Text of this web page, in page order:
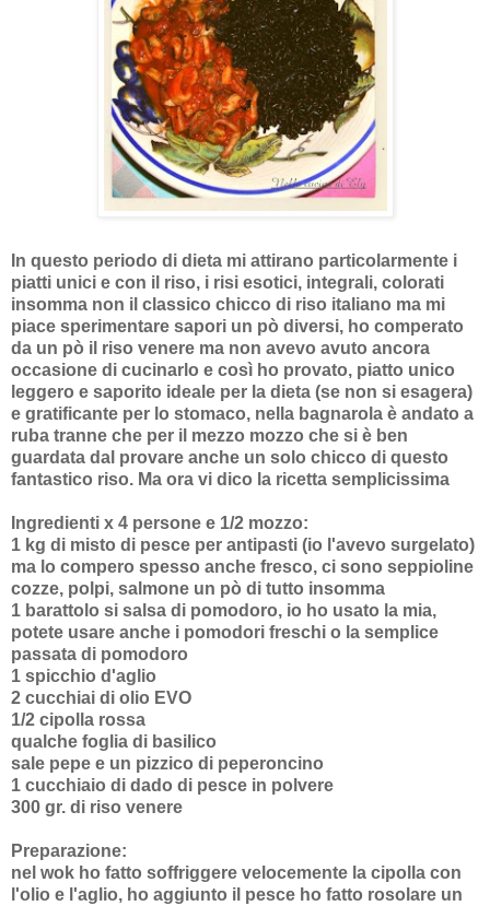
In questo periodo di dieta mi attirano particolarmente i
piatti unici e con il riso, i risi esotici, integrali, colorati
insomma non il classico chicco di riso italiano ma mi
piace sperimentare sapori un pò diversi, ho comperato
da un pò il riso venere ma non avevo avuto ancora
occasione di cucinarlo e così ho provato, piatto unico
leggero e saporito ideale per la dieta (se non si esagera)
e gratificante per lo stomaco, nella bagnarola è andato a
ruba tranne che per il mezzo mozzo che si è ben
guardata dal provare anche un solo chicco di questo
fantastico riso. Ma ora vi dico la ricetta semplicissima
Ingredienti x 4 persone e 1/2 mozzo:
1 kg di misto di pesce per antipasti (io l'avevo surgelato)
ma lo compero spesso anche fresco, ci sono seppioline
cozze, polpi, salmone un pò di tutto insomma
1 barattolo si salsa di pomodoro, io ho usato la mia,
potete usare anche i pomodori freschi o la semplice
passata di pomodoro
1 spicchio d'aglio
2 cucchiai di olio EVO
1/2 cipolla rossa
qualche foglia di basilico
sale pepe e un pizzico di peperoncino
1 cucchiaio di dado di pesce in polvere
300 gr. di riso venere
Preparazione:
nel wok ho fatto soffriggere velocemente la cipolla con
l'olio e l'aglio, ho aggiunto il pesce ho fatto rosolare un